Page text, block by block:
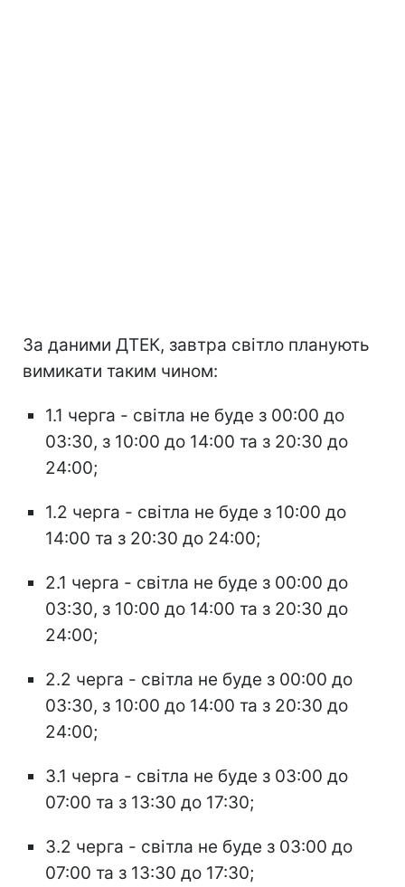
За даними ДТЕК, завтра світло планують
вимикати таким чином:
1.1 черга - світла не буде з 00:00 до
03:30, з 10:00 до 14:00 та з 20:30 до
24:00;
1.2 черга - світла не буде з 10:00 до
14:00 та з 20:30 до 24:00;
2.1 черга - світла не буде з 00:00 до
03:30, з 10:00 до 14:00 та з 20:30 до
24:00;
2.2 черга - світла не буде з 00:00 до
03:30, з 10:00 до 14:00 та з 20:30 до
24:00;
3.1 черга - світла не буде з 03:00 до
07:00 та з 13:30 до 17:30;
3.2 черга - світла не буде з 03:00 до
07:00 та з 13:30 до 17:30;